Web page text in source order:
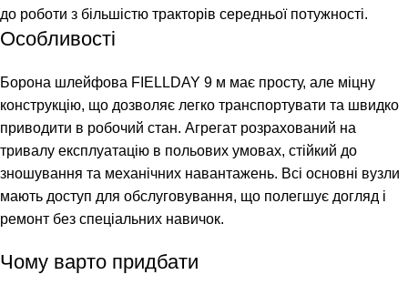
до роботи з більшістю тракторів середньої потужності.
Особливості
Борона шлейфова FIELLDAY 9 м має просту, але міцну
конструкцію, що дозволяє легко транспортувати та швидко
приводити в робочий стан. Агрегат розрахований на
тривалу експлуатацію в польових умовах, стійкий до
зношування та механічних навантажень. Всі основні вузли
мають доступ для обслуговування, що полегшує догляд і
ремонт без спеціальних навичок.
Чому варто придбати